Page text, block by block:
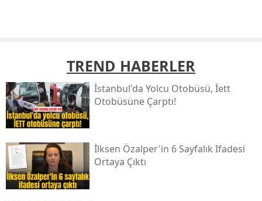
TREND HABERLER
İstanbul'da Yolcu Otobüsü, İett
Otobüsüne Çarptı!
İlksen Özalper'in 6 Sayfalık Ifadesi
Ortaya Çıktı